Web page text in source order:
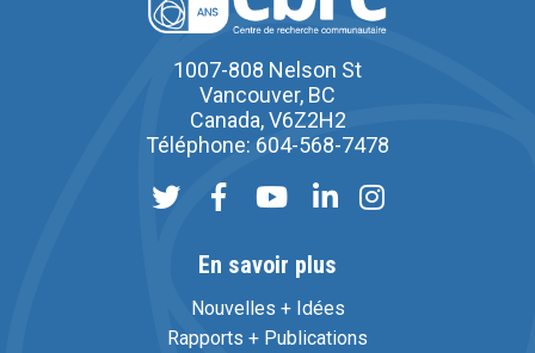
1007-808 Nelson St
Vancouver, BC
Canada, V6Z2H2
Téléphone: 604-568-7478
En savoir plus
Nouvelles + Idées
Rapports + Publications